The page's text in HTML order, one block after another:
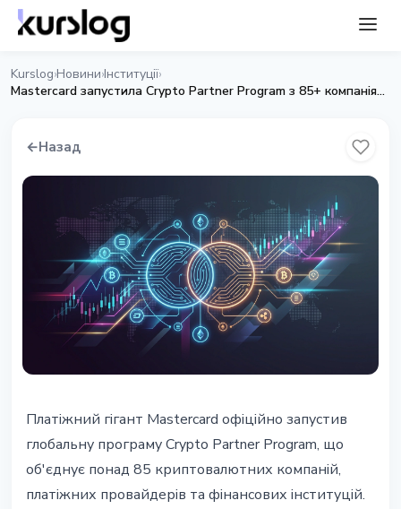
Kurslog›Новини›Інституції›
Mastercard запустила Crypto Partner Program з 85+ компаніями
←Назад
Mastercard запустила Crypto
Partner Program з 85+
компаніями
Платіжний гігант Mastercard офіційно запустив
глобальну програму Crypto Partner Program, що
об'єднує понад 85 криптовалютних компаній,
платіжних провайдерів та фінансових інституцій.